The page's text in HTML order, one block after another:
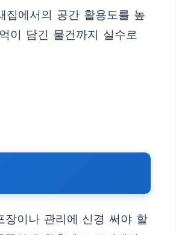
집에서의 공간 활용도를 높
이 담긴 물건까지 실수로
장이나 관리에 신경 써야 할